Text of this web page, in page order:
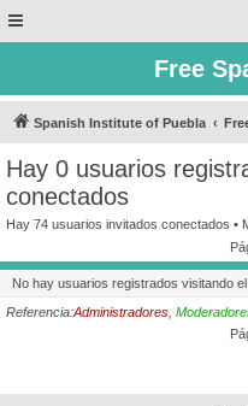
Free
Spanish Institute of Puebla
Hay 0 usuarios
conectados
Hay 74 usuarios invitados conectados •
No hay usuarios registrados visitando el
Referencia:Administradores